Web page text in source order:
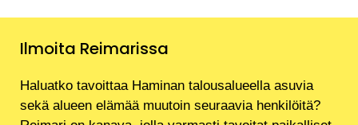
Ilmoita Reimarissa
Haluatko tavoittaa Haminan talousalueella asuvia
sekä alueen elämää muutoin seuraavia henkilöitä?